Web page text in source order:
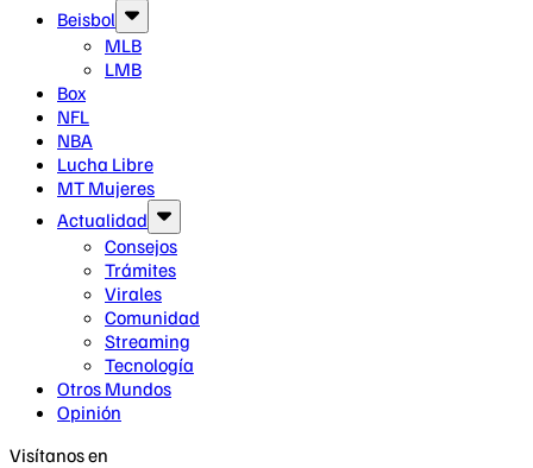
Beisbol
MLB
LMB
Box
NFL
NBA
Lucha Libre
MT Mujeres
Actualidad
Consejos
Trámites
Virales
Comunidad
Streaming
Tecnología
Otros Mundos
Opinión
Visítanos en